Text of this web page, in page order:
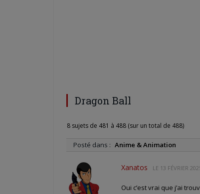
Dragon Ball
8 sujets de 481 à 488 (sur un total de 488)
Posté dans : Anime & Animation
Xanatos LE 13 FÉVRIER
Oui c’est vrai que j’ai